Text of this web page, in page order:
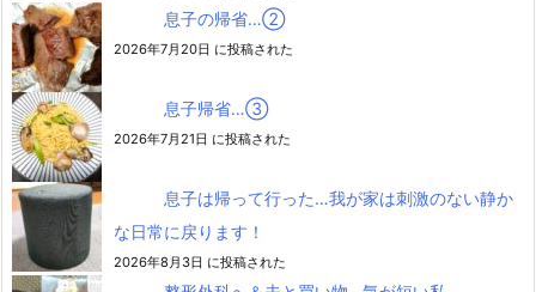
息子の帰省…②
2026年7月20日 に投稿された
息子帰省…③
2026年7月21日 に投稿された
息子は帰って行った…我が家は刺激のない静か
な日常に戻ります！
2026年8月3日 に投稿された